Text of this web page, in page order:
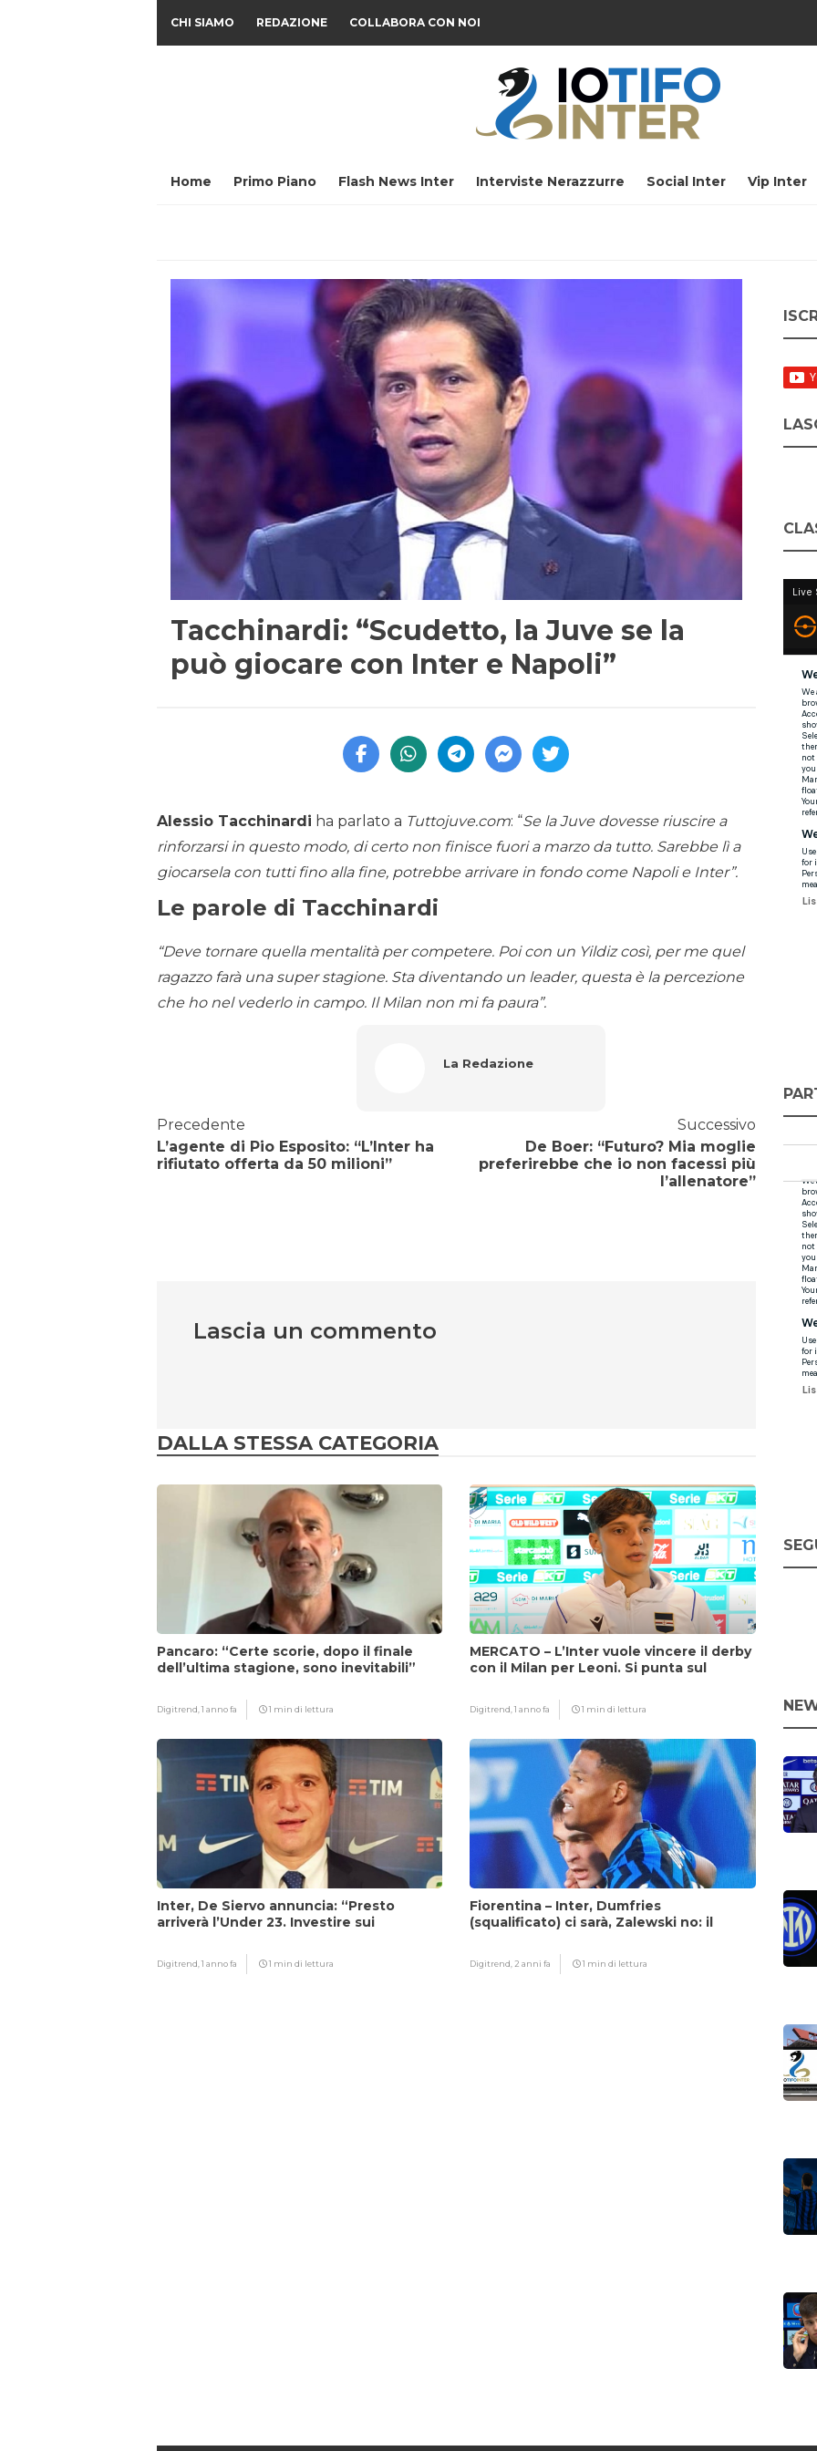
CHI SIAMO REDAZIONE COLLABORA CON NOI
Home Primo Piano Flash News Inter Interviste Nerazzurre Social Inter Vip Inter
Tacchinardi: “Scudetto, la Juve se la
può giocare con Inter e Napoli”
Alessio Tacchinardi ha parlato a Tuttojuve.com: “Se la Juve dovesse riuscire a
rinforzarsi in questo modo, di certo non finisce fuori a marzo da tutto. Sarebbe lì a
giocarsela con tutti fino alla fine, potrebbe arrivare in fondo come Napoli e Inter”.
Le parole di Tacchinardi
“Deve tornare quella mentalità per competere. Poi con un Yildiz così, per me quel
ragazzo farà una super stagione. Sta diventando un leader, questa è la percezione
che ho nel vederlo in campo. Il Milan non mi fa paura”.
La Redazione
Precedente
L’agente di Pio Esposito: “L’Inter ha
rifiutato offerta da 50 milioni”
Successivo
De Boer: “Futuro? Mia moglie
preferirebbe che io non facessi più
l’allenatore”
Lascia un commento
DALLA STESSA CATEGORIA
Pancaro: “Certe scorie, dopo il finale
dell’ultima stagione, sono inevitabili”
Digitrend,1 anno fa 1 min di lettura
MERCATO – L’Inter vuole vincere il derby
con il Milan per Leoni. Si punta sul
Digitrend,1 anno fa 1 min di lettura
Inter, De Siervo annuncia: “Presto
arriverà l’Under 23. Investire sui
Digitrend,1 anno fa 1 min di lettura
Fiorentina – Inter, Dumfries
(squalificato) ci sarà, Zalewski no: il
Digitrend,2 anni fa 1 min di lettura